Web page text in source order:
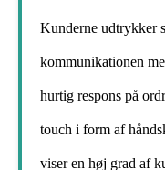
Kunderne udtrykker
kommunikationen
hurtig respons på
touch i form af
viser en høj grad af